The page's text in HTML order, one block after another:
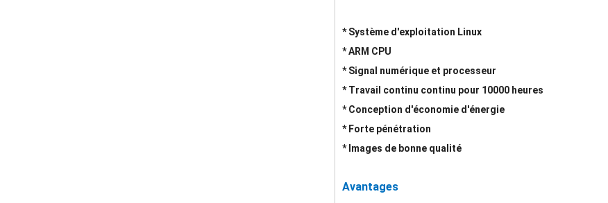
* Système d'exploitation Linux
* ARM CPU
* Signal numérique et processeur
* Travail continu continu pour 10000 heures
* Conception d'économie d'énergie
* Forte pénétration
* Images de bonne qualité
Avantages